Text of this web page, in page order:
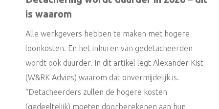
is waarom
Alle werkgevers hebben te maken met hogere
loonkosten. En het inhuren van gedetacheerden
wordt ook duurder. In dit artikel legt Alexander Kist
(W&RK Advies) waarom dat onvermijdelijk is.
“Detacheerders zullen de hogere kosten
(gedeeltelijk) moeten doorberekenen aan hun